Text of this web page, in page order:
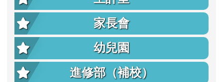
家長會
幼兒園
進修部（補校）